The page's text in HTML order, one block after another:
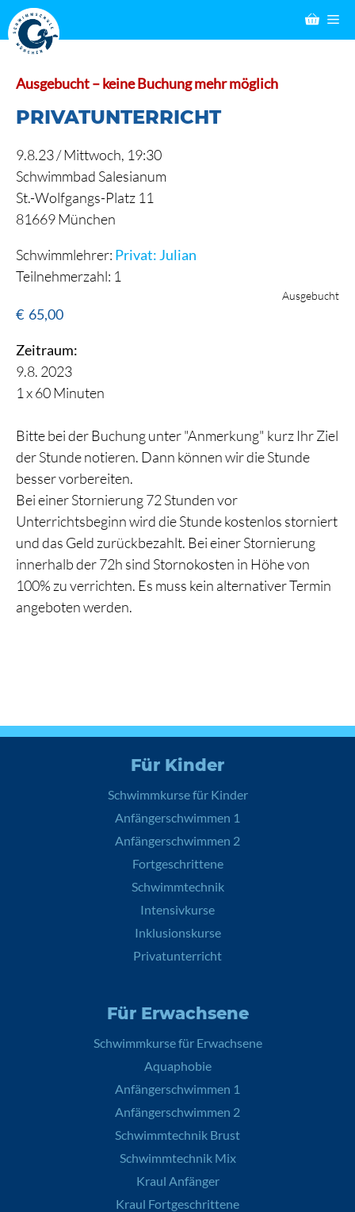
Zum
Inhalt
springen
Ausgebucht – keine Buchung mehr möglich
PRIVATUNTERRICHT
9.8.23 /Mittwoch, 19:30
Schwimmbad Salesianum
St.-Wolfgangs-Platz 11
81669 München
Schwimmlehrer: Privat: Julian
Teilnehmerzahl: 1
Ausgebucht
€ 65,00
Zeitraum:
9.8. 2023
1 x 60 Minuten
Bitte bei der Buchung unter "Anmerkung" kurz Ihr Ziel
der Stunde notieren. Dann können wir die Stunde
besser vorbereiten.
Bei einer Stornierung 72 Stunden vor
Unterrichtsbeginn wird die Stunde kostenlos storniert
und das Geld zurückbezahlt. Bei einer Stornierung
innerhalb der 72h sind Stornokosten in Höhe von
100% zu verrichten. Es muss kein alternativer Termin
angeboten werden.
Für Kinder
Schwimmkurse für Kinder
Anfängerschwimmen 1
Anfängerschwimmen 2
Fortgeschrittene
Schwimmtechnik
Intensivkurse
Inklusionskurse
Privatunterricht
Für Erwachsene
Schwimmkurse für Erwachsene
Aquaphobie
Anfängerschwimmen 1
Anfängerschwimmen 2
Schwimmtechnik Brust
Schwimmtechnik Mix
Kraul Anfänger
Kraul Fortgeschrittene